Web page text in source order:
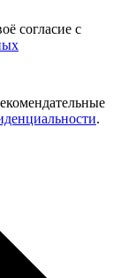
согласие с
.